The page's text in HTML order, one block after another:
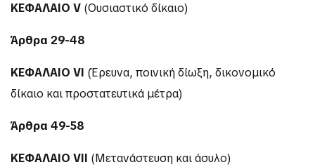
ΚΕΦΑΛΑΙΟ V (Ουσιαστικό δίκαιο)
Άρθρα 29-48
ΚΕΦΑΛΑΙΟ VI (Έρευνα, ποινική δίωξη, δικονομικό
δίκαιο και προστατευτικά μέτρα)
Άρθρα 49-58
ΚΕΦΑΛΑΙΟ VII (Μετανάστευση και άσυλο)